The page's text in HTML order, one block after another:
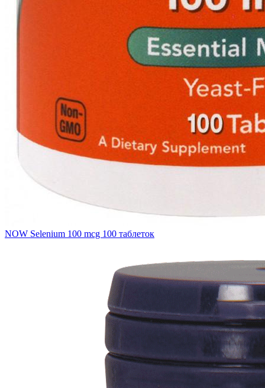
NOW Selenium 100 mcg 100 таблеток